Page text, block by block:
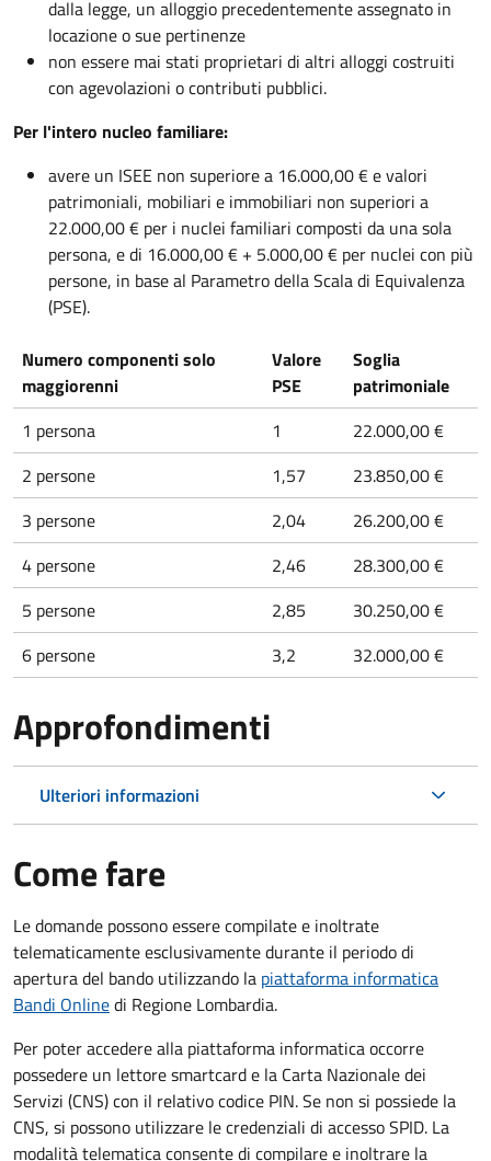
dalla legge, un alloggio precedentemente assegnato in
locazione o sue pertinenze
non essere mai stati proprietari di altri alloggi costruiti
con agevolazioni o contributi pubblici.
Per l'intero nucleo familiare:
avere un ISEE non superiore a 16.000,00 € e valori
patrimoniali, mobiliari e immobiliari non superiori a
22.000,00 € per i nuclei familiari composti da una sola
persona, e di 16.000,00 € + 5.000,00 € per nuclei con più
persone, in base al Parametro della Scala di Equivalenza
(PSE).
Numero componenti solo
maggiorenni
Valore
PSE
Soglia
patrimoniale
1 persona
1
22.000,00 €
2 persone
1,57
23.850,00 €
3 persone
2,04
26.200,00 €
4 persone
2,46
28.300,00 €
5 persone
2,85
30.250,00 €
6 persone
3,2 32.000,00 €
Approfondimenti
Ulteriori informazioni
Come fare
Le domande possono essere compilate e inoltrate
telematicamente esclusivamente durante il periodo di
apertura del bando utilizzando la piattaforma informatica
Bandi Onlinedi Regione Lombardia.
Per poter accedere alla piattaforma informatica occorre
possedere un lettore smartcard e la Carta Nazionale dei
Servizi (CNS) con il relativo codice PIN. Se non si possiede la
CNS, si possono utilizzare le credenziali di accesso SPID. La
modalità telematica consente di compilare e inoltrare la